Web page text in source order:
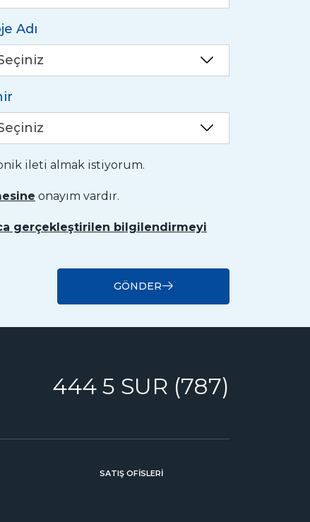
Adı
ileti almak istiyorum.
onayım vardır.
gerçekleştirilen bilgilendirmeyi
GÖNDER
444 5 SUR (787)
SATIŞ OFİSLERİ